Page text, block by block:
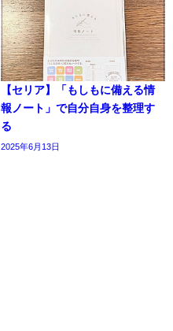
【セリア】「もしもに備える情
報ノート」で自分自身を整理す
る
2025年6月13日